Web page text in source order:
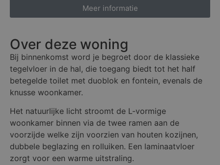
Meer informatie
Over deze woning
Bij binnenkomst word je begroet door de klassieke
tegelvloer in de hal, die toegang biedt tot het half
betegelde toilet met duoblok en fontein, evenals de
knusse woonkamer.
Het natuurlijke licht stroomt de L-vormige
woonkamer binnen via de twee ramen aan de
voorzijde welke zijn voorzien van houten kozijnen,
dubbele beglazing en rolluiken. Een laminaatvloer
zorgt voor een warme uitstraling.